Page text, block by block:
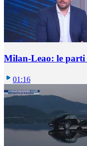
Milan-Leao: le
01:16